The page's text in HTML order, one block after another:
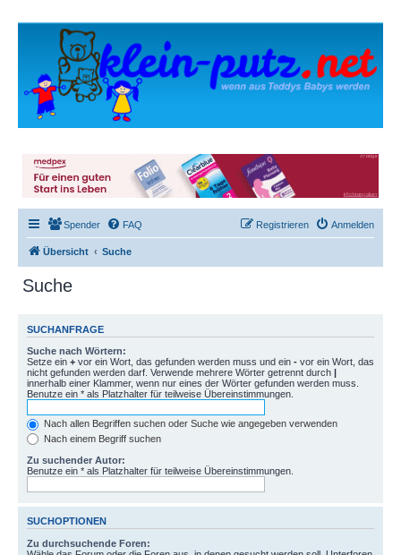
Spender FAQ Anmelden
Registrieren
Übersicht Suche
Suche
SUCHANFRAGE
Suche nach Wörtern:
Setze ein + vor ein Wort, das gefunden werden muss und ein - vor ein Wort, das
nicht gefunden werden darf. Verwende mehrere Wörter getrennt durch |
innerhalb einer Klammer, wenn nur eines der Wörter gefunden werden muss.
Benutze ein * als Platzhalter für teilweise Übereinstimmungen.
Nach allen Begriffen suchen oder Suche wie angegeben verwenden
Nach einem Begriff suchen
Zu suchender Autor:
Benutze ein * als Platzhalter für teilweise Übereinstimmungen.
SUCHOPTIONEN
Zu durchsuchende Foren: